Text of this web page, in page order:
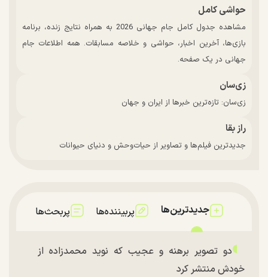
حواشی کامل
مشاهده جدول کامل جام جهانی 2026 به همراه نتایج زنده، برنامه
بازی‌ها، آخرین اخبار، حواشی و خلاصه مسابقات. همه اطلاعات جام
جهانی در یک صفحه.
زی‌سان
زی‌سان: تازه‌ترین خبرها از ایران و جهان
راز بقا
جدیدترین فیلم‌ها و تصاویر از حیات‌وحش و دنیای حیوانات
جدیدترین‌ها پربیننده‌ها پربحث‌ها
دو تصویر برهنه و عجیب که نوید محمدزاده از
خودش منتشر کرد